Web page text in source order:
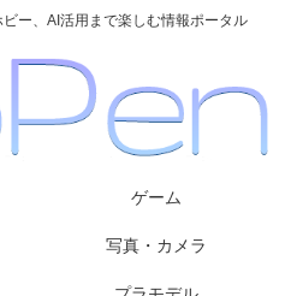
ー、AI活用まで楽しむ情報ポータル
ゲーム
写真・カメラ